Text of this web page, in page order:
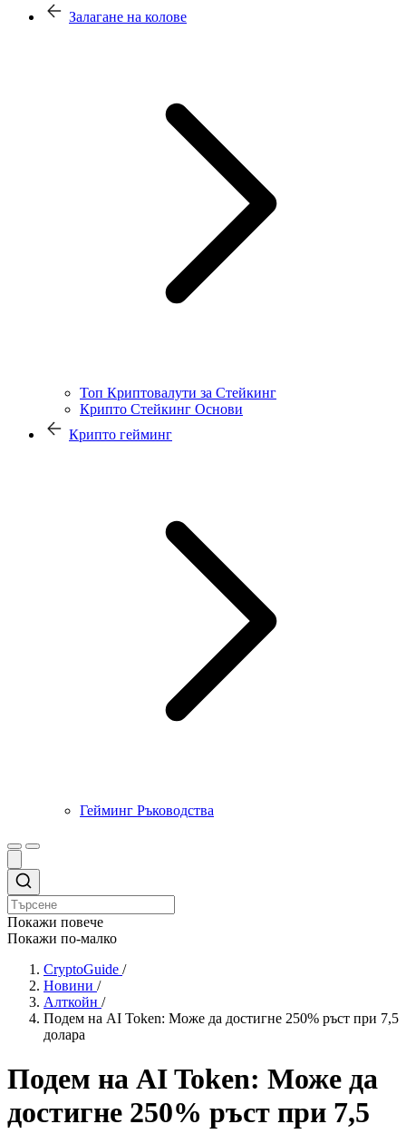
Залагане на колове
Топ Криптовалути за Стейкинг
Крипто Стейкинг Основи
Крипто гейминг
Гейминг Ръководства
Покажи повече
Покажи по-малко
CryptoGuide /
Новини /
Алткойн /
Подем на AI Token: Може да достигне 250% ръст при 7,5
долара
Подем на AI Token: Може да
достигне 250% ръст при 7,5